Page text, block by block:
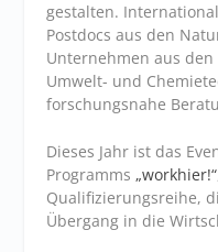
gestalten.
Postdocs aus den
Unternehmen aus
Umwelt- und
forschungsnahe
Dieses Jahr ist das
Programms„workhier!“
Qualifizierungsreihe,
Übergang in die